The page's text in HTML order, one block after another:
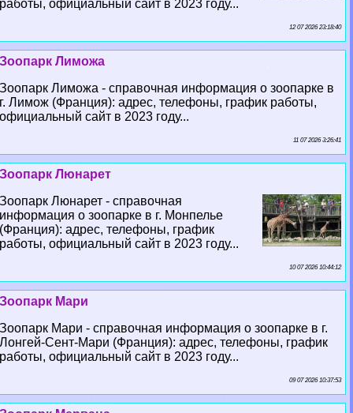
работы, официальный сайт в 2023 году...
12 07 2026 23:18:40
Зоопарк Лиможа
Зоопарк Лиможа - справочная информация о зоопарке в
г. Лимож (Франция): адрес, телефоны, график работы,
официальный сайт в 2023 году...
11 07 2026 3:26:41
Зоопарк Люнарет
Зоопарк Люнарет - справочная
информация о зоопарке в г. Монпелье
(Франция): адрес, телефоны, график
работы, официальный сайт в 2023 году...
10 07 2026 10:44:12
Зоопарк Мари
Зоопарк Мари - справочная информация о зоопарке в г.
Лонгeй-Сент-Мари (Франция): адрес, телефоны, график
работы, официальный сайт в 2023 году...
09 07 2026 10:37:53